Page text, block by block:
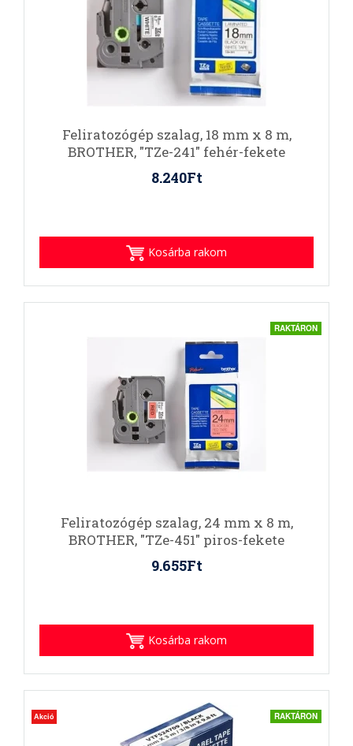
Feliratozógép szalag, 18 mm x 8 m,
BROTHER, "TZe-241" fehér-fekete
8.240Ft
Kosárba rakom
RAKTÁRON
Feliratozógép szalag, 24 mm x 8 m,
BROTHER, "TZe-451" piros-fekete
9.655Ft
Kosárba rakom
Akció RAKTÁRON